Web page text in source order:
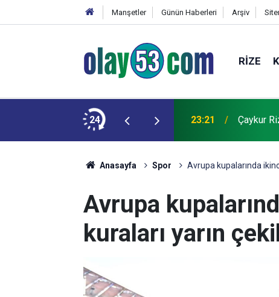
Manşetler Günün Haberleri Arşiv
RIZE
24 23:21 Çaykur
Anasayfa Spor Avrupa kupalarında
Avrupa
kuraları yarın